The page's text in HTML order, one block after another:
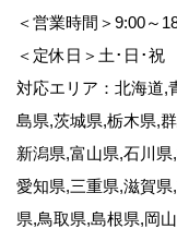
＜営業時間＞9:00～
＜定休日＞土･日･祝
対応エリア：北海道,
島県,茨城県,栃木県,
新潟県,富山県,石川
愛知県,三重県,滋賀
県,鳥取県,島根県,岡